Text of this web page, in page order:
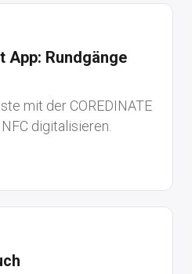
App: Rundgänge
mit der COREDINATE
digitalisieren.